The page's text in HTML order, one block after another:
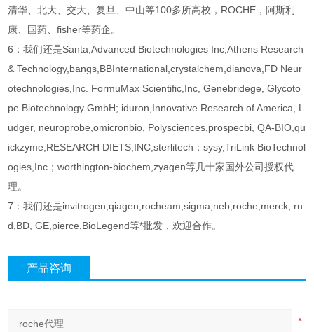
清华、北大、交大、复旦、中山等100多所高校，ROCHE，阿斯利
康、国药、fisher等药企。
6：我们还是Santa,Advanced Biotechnologies Inc,Athens Research
& Technology,bangs,BBInternational,crystalchem,dianova,FD Neur
otechnologies,Inc. FormuMax Scientific,Inc, Genebridege, Glycoto
pe Biotechnology GmbH; iduron,Innovative Research of America, L
udger, neuroprobe,omicronbio, Polysciences,prospecbi, QA-BIO,qu
ickzyme,RESEARCH DIETS,INC,sterlitech；sysy,TriLink BioTechnol
ogies,Inc；worthington-biochem,zyagen等几十家国外公司授权代
理。
7：我们还是invitrogen,qiagen,rocheam,sigma;neb,roche,merck, rn
d,BD, GE,pierce,BioLegend等*批发，欢迎合作。
产品咨询